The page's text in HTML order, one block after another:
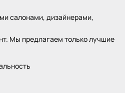
салонами, дизайнерами,
Мы предлагаем только лучшие